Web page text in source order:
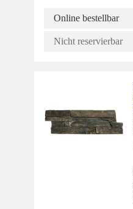
Online bestellbar
Nicht reservierbar